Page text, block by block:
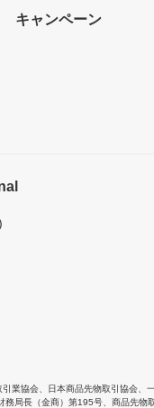
キャンペーン
引業協会 日本商品先物取引協会
務局長（金商）第195号、商品先物